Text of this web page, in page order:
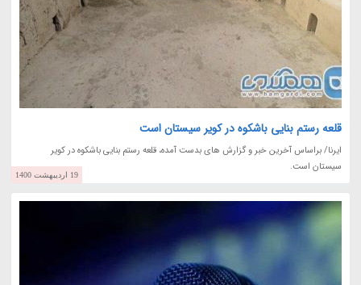
قلعه رستم بنایی باشکوه در کویر سیستان است
ایرنا/ براساس آخرین خبر و گزارش های بدست آمده، قلعه رستم بنایی باشکوه در کویر
سیستان است.
19 اردیبهشت 1400